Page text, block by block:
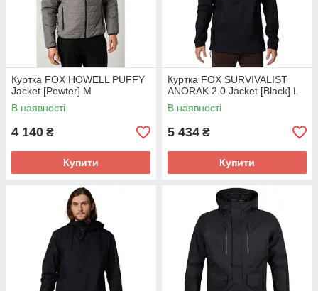
Куртка FOX HOWELL PUFFY
Jacket [Pewter] M
В наявності
4 140 ₴
Купити
Куртка FOX SURVIVALIST
ANORAK 2.0 Jacket [Black] L
В наявності
5 434 ₴
Купити